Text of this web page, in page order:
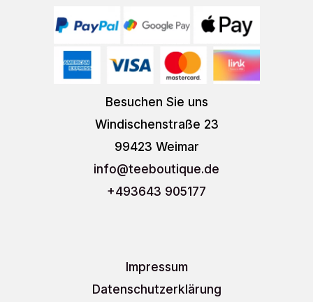
Besuchen Sie uns
Windischenstraße 23
99423 Weimar
info@teeboutique.de
+493643 905177
Impressum
Datenschutzerklärung